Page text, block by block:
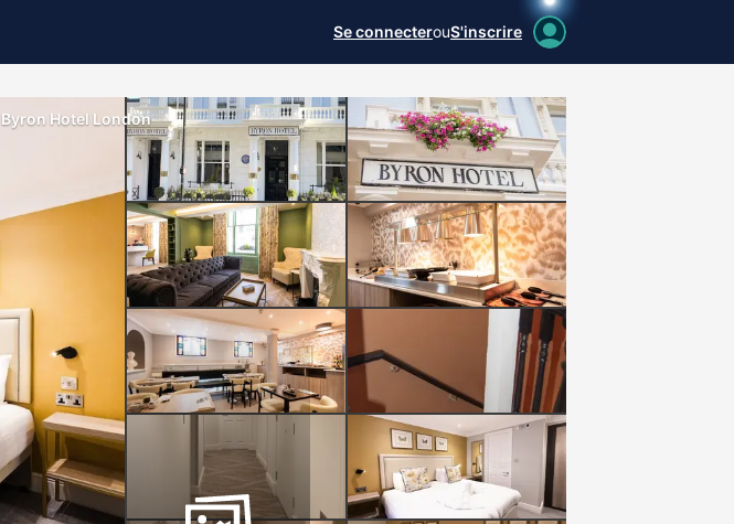
Se connecterouS'inscrire
Byron Hotel London